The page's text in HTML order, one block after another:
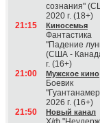
сознания"
2020 г. (18+)
21:15
Киносемья
Фантастика
"Падение
(США -
г. (16+)
21:00
Мужское кино
Боевик
2026 г. (16+)
21:50
Новый канал